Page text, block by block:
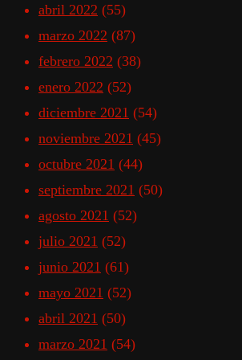
abril 2022 (55)
marzo 2022 (87)
febrero 2022 (38)
enero 2022 (52)
diciembre 2021 (54)
noviembre 2021 (45)
octubre 2021 (44)
septiembre 2021 (50)
agosto 2021 (52)
julio 2021 (52)
junio 2021 (61)
mayo 2021 (52)
abril 2021 (50)
marzo 2021 (54)